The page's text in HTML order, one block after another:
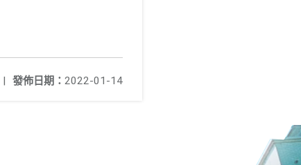
發佈日期： 2022-01-14
|